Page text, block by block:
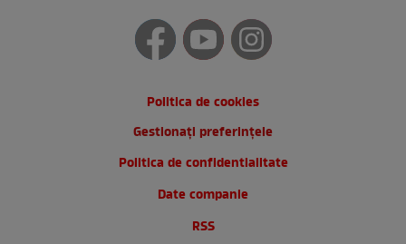
Politica de cookies
Gestionați preferințele
Politica de confidentialitate
Date companie
RSS